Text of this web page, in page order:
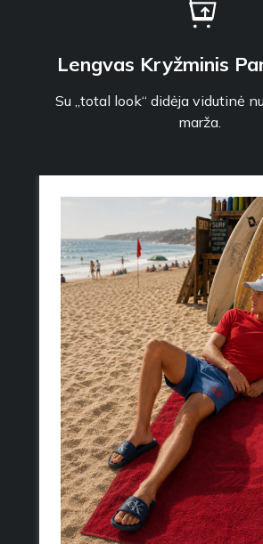
Lengvas Kryžminis
Su „total look“ didėja vidutinė
marža.